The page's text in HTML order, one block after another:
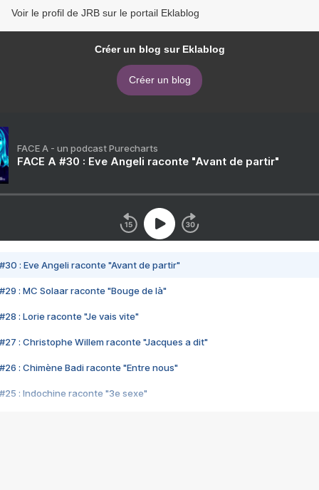
Voir le profil de JRB sur le portail Eklablog
Créer un blog sur Eklablog
Créer un blog
FACE A - un podcast Purecharts
FACE A #30 : Eve Angeli raconte "Avant de partir"
#30 : Eve Angeli raconte "Avant de partir"
#29 : MC Solaar raconte "Bouge de là"
#28 : Lorie raconte "Je vais vite"
#27 : Christophe Willem raconte "Jacques a dit"
#26 : Chimène Badi raconte "Entre nous"
#25 : Indochine raconte "3e sexe"